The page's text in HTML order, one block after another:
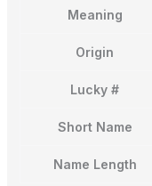
Meaning
Origin
Lucky #
Short Name
Name Length